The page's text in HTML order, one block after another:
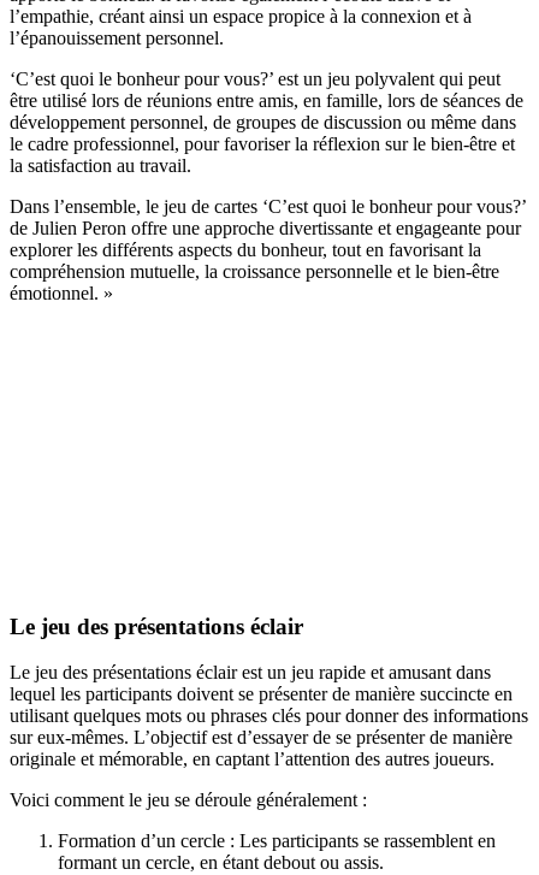
l’empathie, créant ainsi un espace propice à la connexion et à
l’épanouissement personnel.
‘C’est quoi le bonheur pour vous?’ est un jeu polyvalent qui peut
être utilisé lors de réunions entre amis, en famille, lors de séances de
développement personnel, de groupes de discussion ou même dans
le cadre professionnel, pour favoriser la réflexion sur le bien-être et
la satisfaction au travail.
Dans l’ensemble, le jeu de cartes ‘C’est quoi le bonheur pour vous?’
de Julien Peron offre une approche divertissante et engageante pour
explorer les différents aspects du bonheur, tout en favorisant la
compréhension mutuelle, la croissance personnelle et le bien-être
émotionnel. »
Le jeu des présentations éclair
Le jeu des présentations éclair est un jeu rapide et amusant dans
lequel les participants doivent se présenter de manière succincte en
utilisant quelques mots ou phrases clés pour donner des informations
sur eux-mêmes. L’objectif est d’essayer de se présenter de manière
originale et mémorable, en captant l’attention des autres joueurs.
Voici comment le jeu se déroule généralement :
Formation d’un cercle : Les participants se rassemblent en
formant un cercle, en étant debout ou assis.